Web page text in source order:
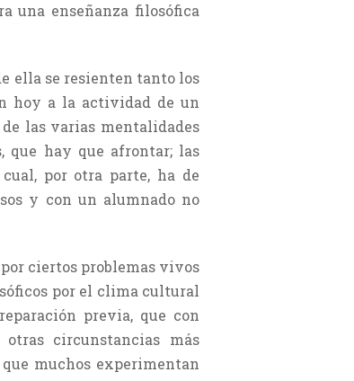
una enseñanza filosófica
ella se resienten tanto los
hoy a la actividad de un
las varias mentalidades
que hay que afrontar; las
por otra parte, ha de
y con un alumnado no
ciertos problemas vivos
por el clima cultural
previa, que con
circunstancias más
muchos experi­mentan